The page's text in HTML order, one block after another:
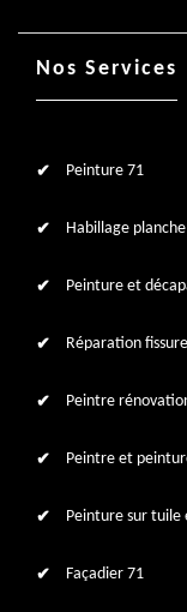
Nos Services
Peinture 71
Habillage
Peinture et
Réparation
Peintre
Peintre et
Peinture sur
Façadier 71